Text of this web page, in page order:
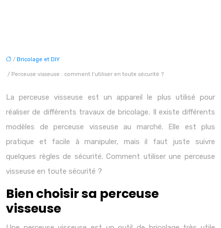
/ Bricolage et DIY
/ Perceuse visseuse : comment l’utiliser en toute sécurité ?
La perceuse visseuse est un appareil le plus utilisé pour
réaliser de différents travaux de bricolage. Il existe différents
modèles de perceuse visseuse au marché. Elle est plus
pratique et facile à manipuler, mais il faut juste suivre
quelques règles de sécurité. Comment utiliser une perceuse
visseuse en toute sécurité ?
Bien choisir sa perceuse
visseuse